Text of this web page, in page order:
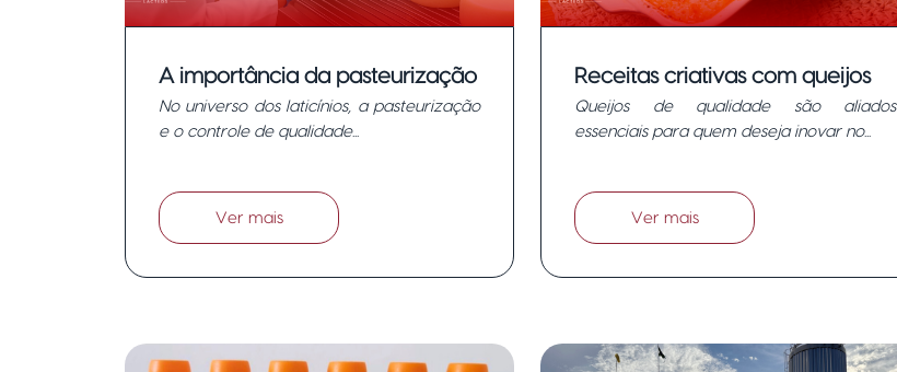
A importância da pasteurização
e controle de qualidade na
produção de queijos.
No universo dos laticínios, a pasteurização
e o controle de qualidade...
Ver mais
Receitas criativas com queijos
Rohden para incrementar seu
cardápio.
Queijos de qualidade são aliados
essenciais para quem deseja inovar no...
Ver mais